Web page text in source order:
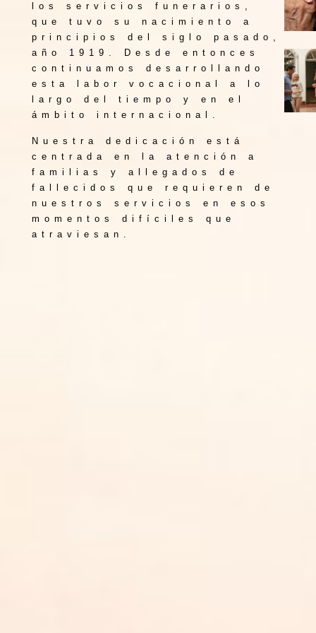
los servicios funerarios,
que tuvo su nacimiento a
principios del siglo pasado,
año 1919. Desde entonces
continuamos desarrollando
esta labor vocacional a lo
largo del tiempo y en el
ámbito internacional.
Nuestra dedicación está
centrada en la atención a
familias y allegados de
fallecidos que requieren de
nuestros servicios en esos
momentos difíciles que
atraviesan.